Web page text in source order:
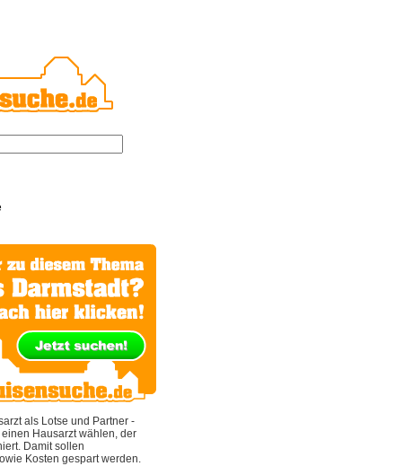
als Lotse und Partner -
Hausarzt wählen, der
Damit sollen
Kosten gespart werden.